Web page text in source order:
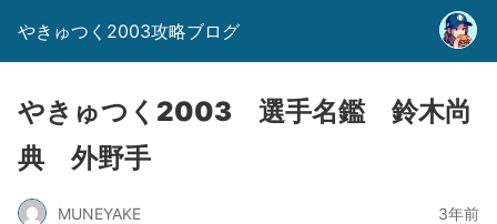
やきゅつく2003攻略ブログ
やきゅつく2003 選手名鑑 鈴木尚
典 外野手
MUNEYAKE 3年前